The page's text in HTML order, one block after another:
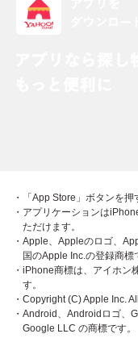
・「App Store」ボタンを
・アプリケーションは
ただけます。
・Apple、Appleのロゴ、
国のApple Inc.の登録商標
・iPhone商標は、アイホン
す。
・Copyright (C) Apple Inc.
・Android、Androidロゴ、
Google LLC の商標です。